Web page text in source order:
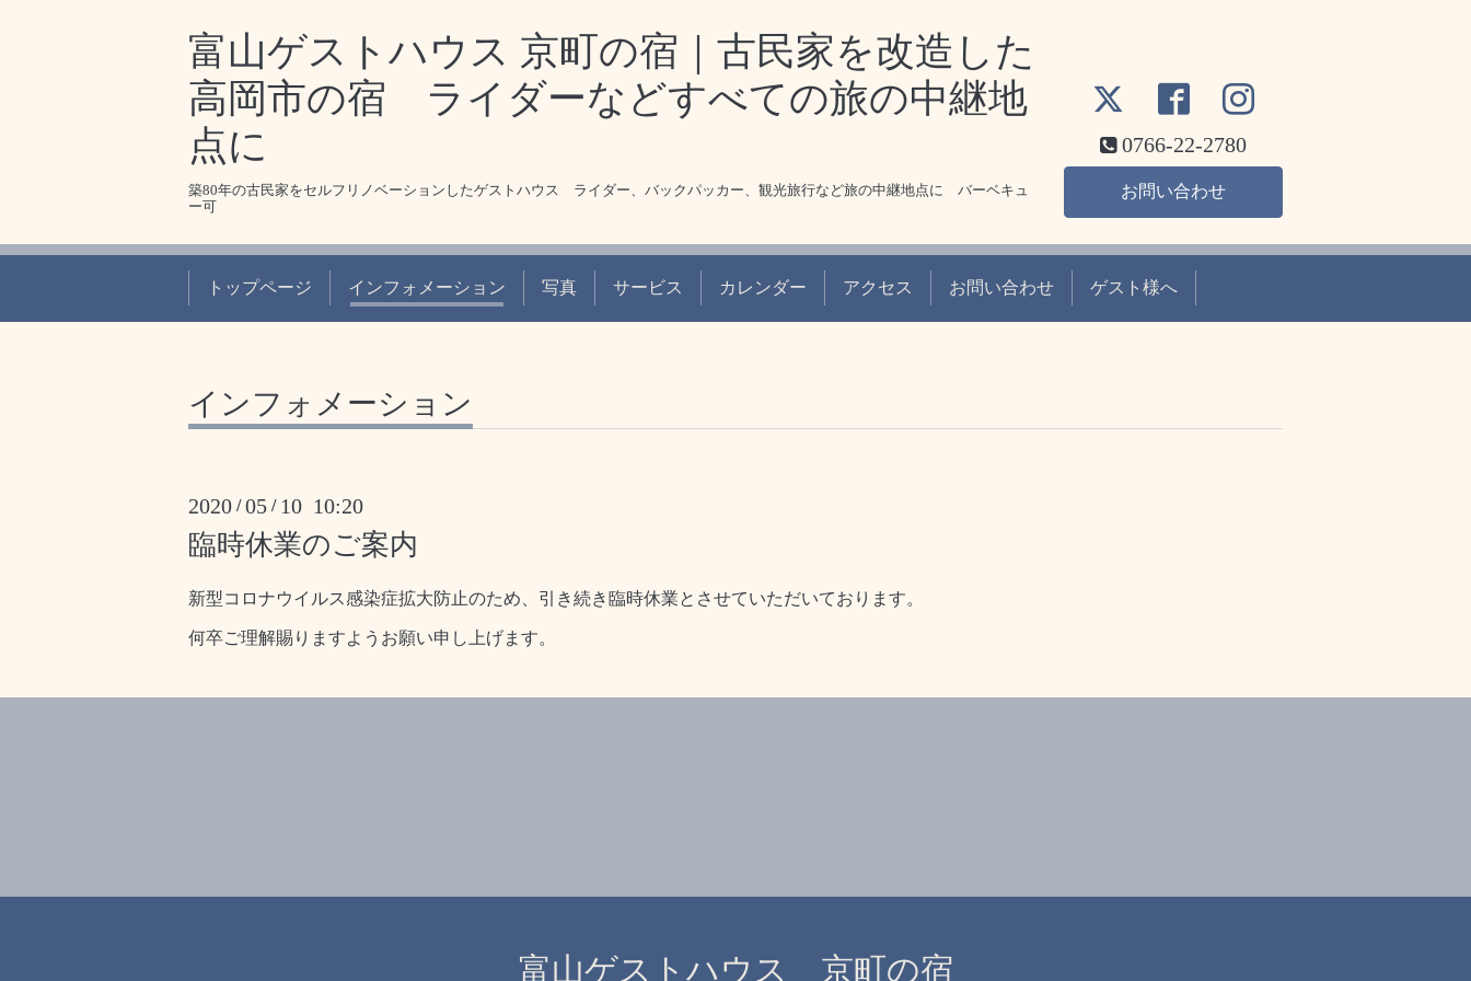
富山ゲストハウス 京町の宿｜古民家を改造した
高岡市の宿 ライダーなどすべての旅の中継地
点に
築80年の古民家をセルフリノベーションしたゲストハウス ライダー、バックパッカー、観光旅行など旅の中継地点に バーベキュ
ー可
0766-22-2780
お問い合わせ
トップページ インフォメーション 写真 サービス カレンダー アクセス お問い合わせ ゲスト様へ
インフォメーション
2020 /05 / 10 10:20
臨時休業のご案内
新型コロナウイルス感染症拡大防止のため、引き続き臨時休業とさせていただいております。
何卒ご理解賜りますようお願い申し上げます。
富山ゲストハウス 京町の宿